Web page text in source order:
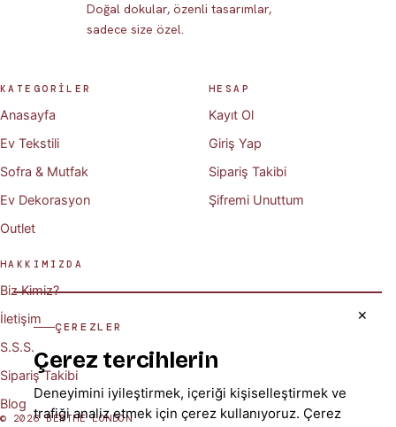
Doğal dokular, özenli tasarımlar,
sadece size özel.
KATEGORİLER
Anasayfa
Ev Tekstili
Sofra & Mutfak
Ev Dekorasyon
Outlet
HESAP
Kayıt Ol
Giriş Yap
Sipariş Takibi
Şifremi Unuttum
HAKKIMIZDA
Biz Kimiz?
İletişim
S.S.S.
Sipariş Takibi
Blog
© 2026 BERTHE LONDON
✕
ÇEREZLER
Çerez tercihlerin
Deneyimini iyileştirmek, içeriği kişiselleştirmek ve
trafiği analiz etmek için çerez kullanıyoruz. Çerez